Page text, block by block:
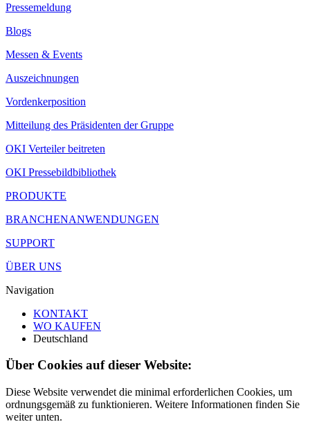
Pressemeldung
Blogs
Messen & Events
Auszeichnungen
Vordenkerposition
Mitteilung des Präsidenten der Gruppe
OKI Verteiler beitreten
OKI Pressebildbibliothek
PRODUKTE
BRANCHENANWENDUNGEN
SUPPORT
ÜBER UNS
Navigation
KONTAKT
WO KAUFEN
Deutschland
Über Cookies auf dieser Website:
Diese Website verwendet die minimal erforderlichen Cookies, um
ordnungsgemäß zu funktionieren. Weitere Informationen finden Sie
weiter unten.